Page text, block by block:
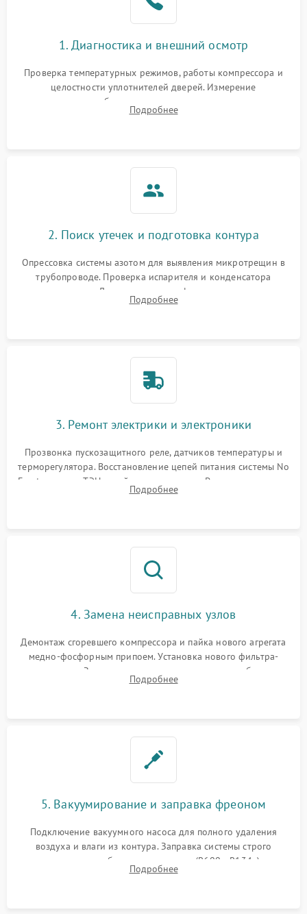
1. Диагностика и внешний осмотр
Проверка температурных режимов, работы компрессора и
целостности уплотнителей дверей. Измерение
сопротивления обмоток мотора, проверка термостата и
считывание кодов ошибок с электронного дисплея.
Подробнее
2. Поиск утечек и подготовка контура
Опрессовка системы азотом для выявления микротрещин в
трубопроводе. Проверка испарителя и конденсатора
течеискателем. Демонтаж старого фильтра-осушителя и
продувка капиллярной трубки для устранения засоров.
Подробнее
3. Ремонт электрики и электроники
Прозвонка пускозащитного реле, датчиков температуры и
терморегулятора. Восстановление цепей питания системы No
Frost, включая ТЭН оттайки и вентилятор. Ремонт или замена
платы управления при сбоях алгоритмов.
Подробнее
4. Замена неисправных узлов
Демонтаж сгоревшего компрессора и пайка нового агрегата
медно-фосфорным припоем. Установка нового фильтра-
осушителя. Замена изношенных вентиляторов обдува,
сломанных заслонок или поврежденных дверных петель.
Подробнее
5. Вакуумирование и заправка фреоном
Подключение вакуумного насоса для полного удаления
воздуха и влаги из контура. Заправка системы строго
дозированным объемом хладагента (R600a, R134a) по
электронным весам. Контроль рабочего давления в системе.
Подробнее